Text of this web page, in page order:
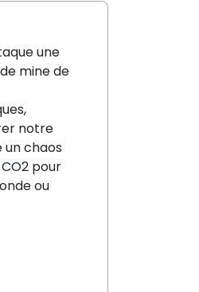
une
mine de
notre
un chaos
pour
ou